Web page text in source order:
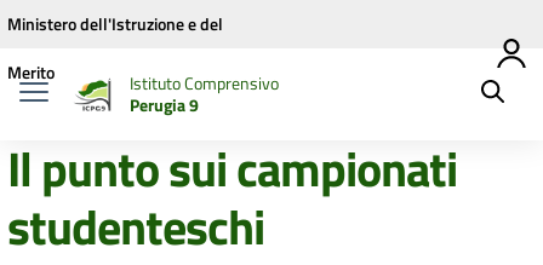
Vai ai contenuti
Vai al menu di navigazione
Vai al footer
Ministero dell'Istruzione e del
Merito
Istituto Comprensivo
Perugia 9
Il punto sui campionati
studenteschi